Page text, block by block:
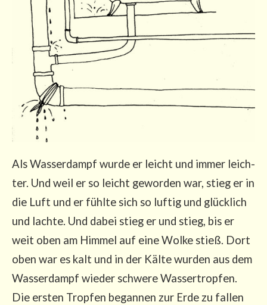
Als Was­ser­dampf wur­de er leicht und immer leich­
ter. Und weil er so leicht gewor­den war, stieg er in
die Luft und er fühl­te sich so luf­tig und glück­lich
und lach­te. Und dabei stieg er und stieg, bis er
weit oben am Him­mel auf eine Wol­ke stieß. Dort
oben war es kalt und in der Käl­te wur­den aus dem
Was­ser­dampf wie­der schwe­re Was­ser­trop­fen.
Die ers­ten Trop­fen began­nen zur Erde zu fal­len